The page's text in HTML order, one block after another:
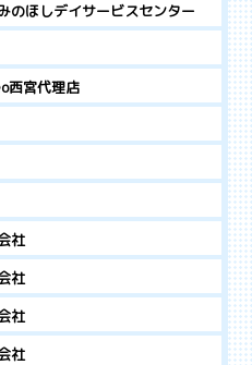
のほしデイサービスセンター
西宮代理店
社
社
社
社